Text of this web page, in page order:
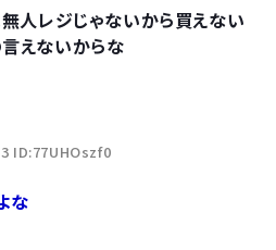
人レジじゃないから買えない
えないからな
ID:77UHOszf0
な